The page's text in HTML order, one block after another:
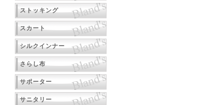
ストッキング
スカート
シルクインナー
さらし布
サポーター
サニタリー